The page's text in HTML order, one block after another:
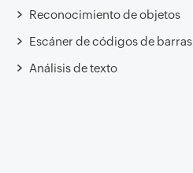
Reconocimiento de objetos
Escáner de códigos de barras
Análisis de texto